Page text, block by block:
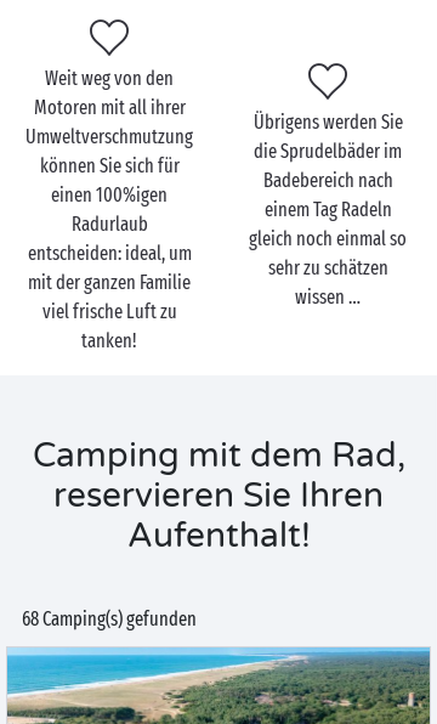
Weit weg von den
Motoren mit all ihrer
Umweltverschmutzung
können Sie sich für
einen 100%igen
Radurlaub
entscheiden: ideal, um
mit der ganzen Familie
viel frische Luft zu
tanken!
Übrigens werden Sie
die Sprudelbäder im
Badebereich nach
einem Tag Radeln
gleich noch einmal so
sehr zu schätzen
wissen …
Camping mit dem Rad,
reservieren Sie Ihren
Aufenthalt!
68 Camping(s) gefunden